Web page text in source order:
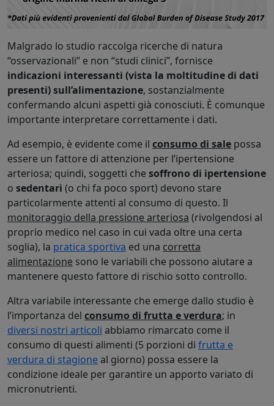
Malgrado lo studio raccolga ricerche di natura
“osservazionali” e non “studi clinici”, fornisce
indicazioni interessanti (vista la moltitudine di dati
presenti) sull’alimentazione, sostanzialmente
confermando alcuni aspetti già conosciuti. È comunque
importante interpretare correttamente i dati.
Ad esempio, è evidente come il consumo di sale possa
essere un fattore di attenzione per l’ipertensione
arteriosa; quindi, soggetti che soffrono di ipertensione
o sedentari (o chi fa poco sport) devono stare
particolarmente attenti al consumo di questo. Il
monitoraggio della pressione arteriosa (rivolgendosi al
proprio medico nel caso in cui vada oltre una certa
soglia), la pratica sportiva ed una corretta
alimentazione sono le variabili che possono aiutare a
mantenere questo fattore di rischio sotto controllo.
Altra variabile interessante che emerge dallo studio è
l’importanza del consumo di frutta e verdura; in
diversi nostri articoli abbiamo rimarcato come il
consumo di questi alimenti (5 porzioni di frutta e
verdura di stagione al giorno) possa essere la
condizione ideale per garantire un apporto variato di
micronutrienti.